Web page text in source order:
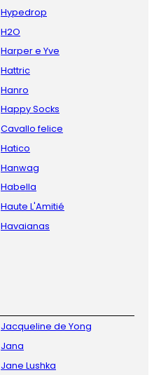
Hypedrop
H2O
Harper e Yve
Hattric
Hanro
Happy Socks
Cavallo felice
Hatico
Hanwag
Habella
Haute L'Amitié
Havaianas
Jacqueline de Yong
Jana
Jane Lushka